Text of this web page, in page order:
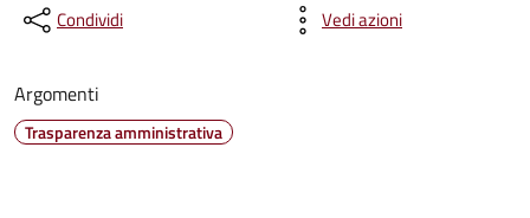
Condividi Vedi azioni
Argomenti
Trasparenza amministrativa